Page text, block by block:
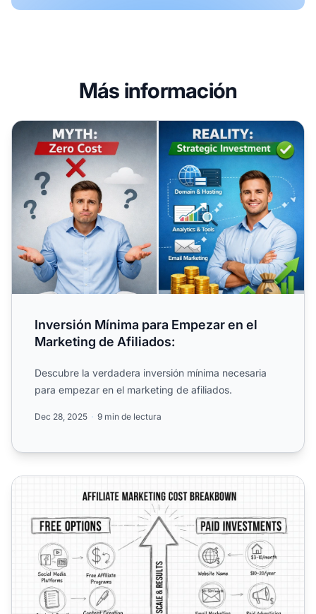
Más información
Inversión Mínima para Empezar en el Marketing de
Inversión Mínima para Empezar en el
Marketing de Afiliados:
Descubre la verdadera inversión mínima necesaria
para empezar en el marketing de afiliados.
Dec 28, 2025 9 min de lectura
Costos del marketing de afiliados en 2025: Guía